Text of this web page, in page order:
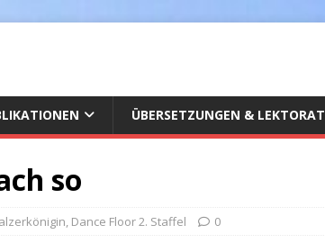
ÜBERSETZUNGEN & LEKTORAT
so
, Dance Floor 2. Staffel 0